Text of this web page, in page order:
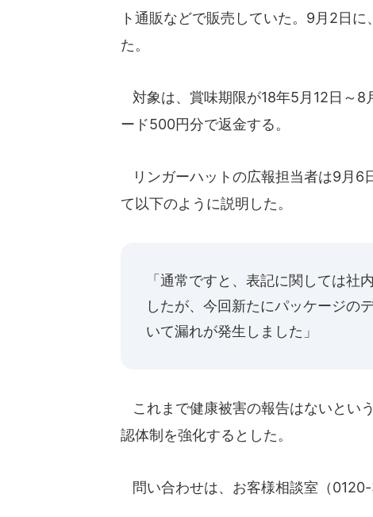
ト通販などで販売していた。9月2日
た。
対象は、賞味期限が18年5月12日～8
ード500円分で返金する。
リンガーハットの広報担当者は9月6
て以下のように説明した。
「通常ですと、表記に関しては社
したが、今回新たにパッケージの
いて漏れが発生しました」
これまで健康被害の報告はないとい
認体制を強化するとした。
問い合わせは、お客様相談室（